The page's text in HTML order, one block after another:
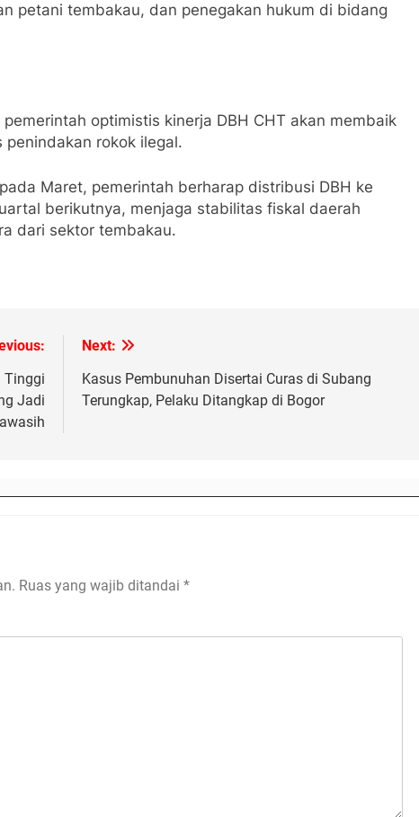
petani tembakau, dan penegakan hukum di bidang
optimistis kinerja DBH CHT akan membaik
rokok ilegal.
Maret, pemerintah berharap distribusi DBH ke
berikutnya, menjaga stabilitas fiskal daerah
dari sektor tembakau.
Tinggi
Jadi
Next:
Kasus Pembunuhan Disertai Curas di Subang
Terungkap, Pelaku Ditangkap di Bogor
Ruas yang wajib ditandai *